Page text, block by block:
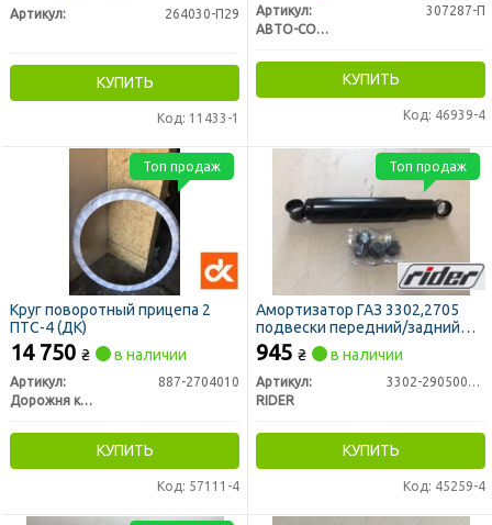
Артикул: 264030-П29
КУПИТЬ
Код: 11433-1
Артикул:
307287-П
АВТО-СОЮЗ 88
КУПИТЬ
Код: 46939-4
Круг поворотный прицепа 2
ПТС-4 (ДК)
14 750 ₴ в наличии
Артикул:
887-2704010
Дорожня карта
КУПИТЬ
Код: 57111-4
Топ продаж
Амортизатор ГАЗ 3302,2705
подвески передний/задний
(RIDER)
945 ₴ в наличии
Артикул:
3302-2905006-03
RIDER
КУПИТЬ
Код: 45259-4
Топ продаж